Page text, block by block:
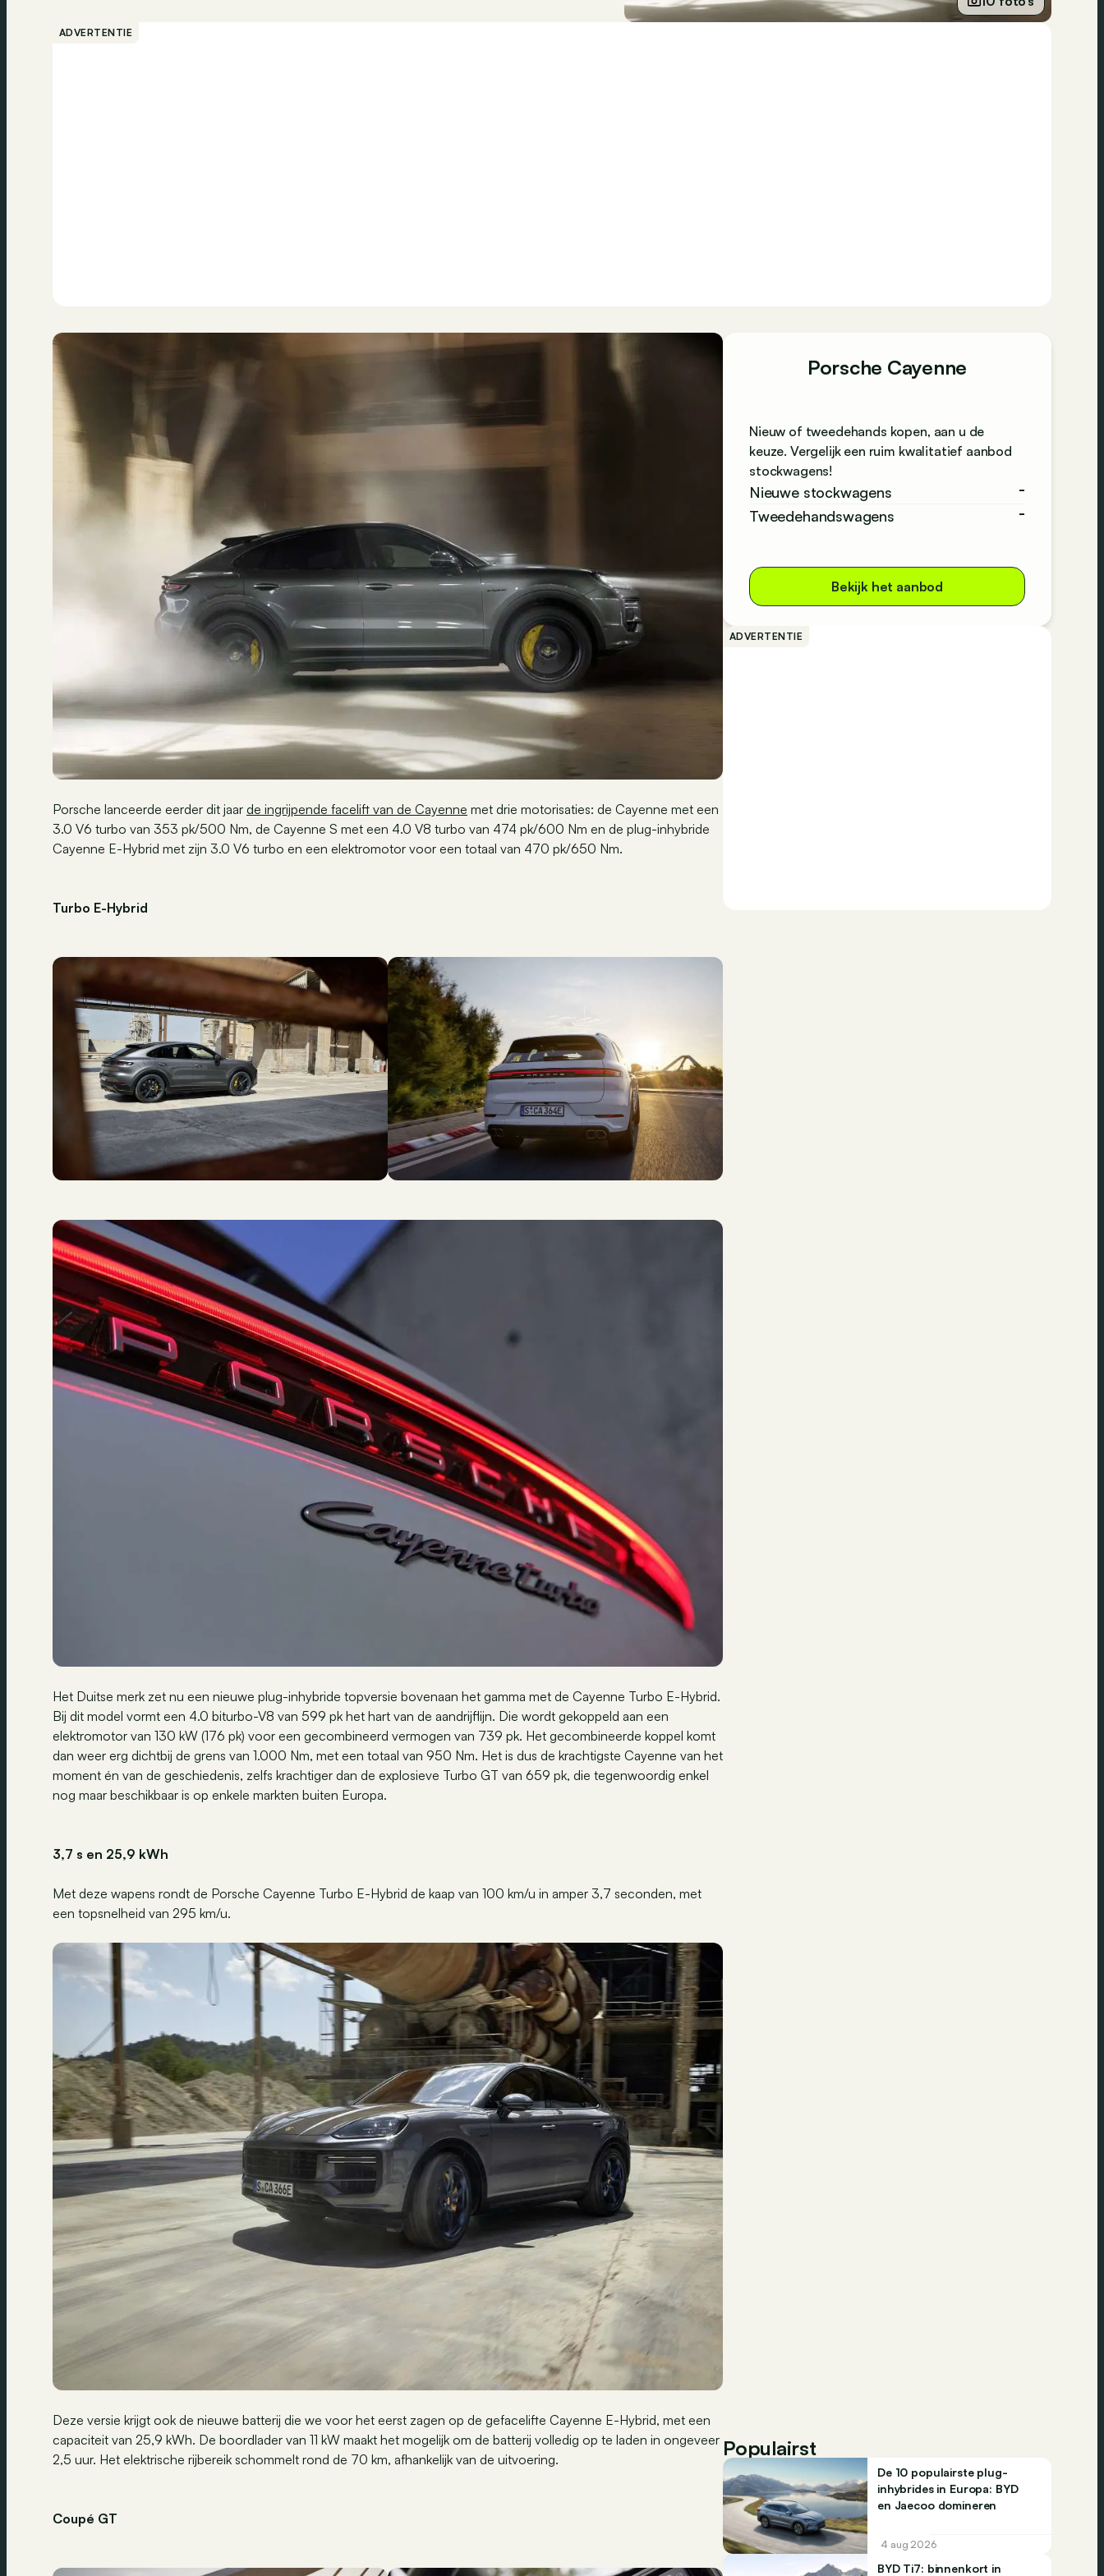
ADVERTENTIE
Porsche lanceerde eerder dit jaar de ingrijpende facelift van de Cayenne met drie motorisaties: de Cayenne met een
3.0 V6 turbo van 353 pk/500 Nm, de Cayenne S met een 4.0 V8 turbo van 474 pk/600 Nm en de plug-inhybride
Cayenne E-Hybrid met zijn 3.0 V6 turbo en een elektromotor voor een totaal van 470 pk/650 Nm.
Turbo E-Hybrid
Het Duitse merk zet nu een nieuwe plug-inhybride topversie bovenaan het gamma met de Cayenne Turbo E-Hybrid.
Bij dit model vormt een 4.0 biturbo-V8 van 599 pk het hart van de aandrijflijn. Die wordt gekoppeld aan een
elektromotor van 130 kW (176 pk) voor een gecombineerd vermogen van 739 pk. Het gecombineerde koppel komt
dan weer erg dichtbij de grens van 1.000 Nm, met een totaal van 950 Nm. Het is dus de krachtigste Cayenne van het
moment én van de geschiedenis, zelfs krachtiger dan de explosieve Turbo GT van 659 pk, die tegenwoordig enkel
nog maar beschikbaar is op enkele markten buiten Europa.
3,7 s en 25,9 kWh
Met deze wapens rondt de Porsche Cayenne Turbo E-Hybrid de kaap van 100 km/u in amper 3,7 seconden, met
een topsnelheid van 295 km/u.
Deze versie krijgt ook de nieuwe batterij die we voor het eerst zagen op de gefacelifte Cayenne E-Hybrid, met een
capaciteit van 25,9 kWh. De boordlader van 11 kW maakt het mogelijk om de batterij volledig op te laden in ongeveer
2,5 uur. Het elektrische rijbereik schommelt rond de 70 km, afhankelijk van de uitvoering.
Coupé GT
Porsche Cayenne
Nieuw of tweedehands kopen, aan u de
keuze. Vergelijk een ruim kwalitatief aanbod
stockwagens!
Nieuwe stockwagens
-
Tweedehandswagens
-
Bekijk het aanbod
ADVERTENTIE
Populairst
De 10 populairste plug-
inhybrides in Europa: BYD
en Jaecoo domineren
4 aug 2026
BYD Ti7: binnenkort in